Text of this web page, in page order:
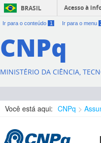
BRASIL Acesso à
Ir para o conteúdo 1 Ir para o menu
CNPq
MINISTÉRIO DA CIÊNCIA,
Você está aqui: CNPq